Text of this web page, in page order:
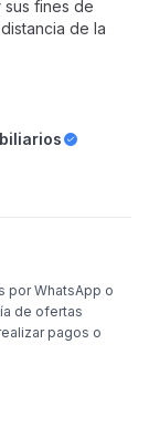
fines de
de la
por WhatsApp o
de ofertas
pagos o